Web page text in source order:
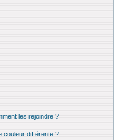
les rejoindre ?
couleur différente ?